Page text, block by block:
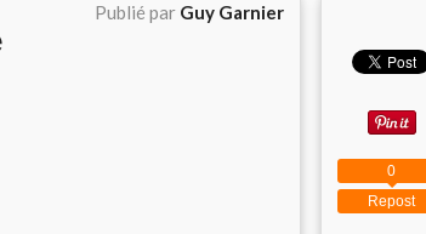
Publié par Guy Garnier
Repost
0